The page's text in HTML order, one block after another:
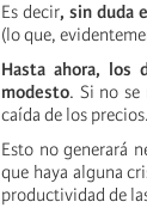
Es decir, sin duda
(lo que,
Hasta ahora, los
modesto. Si no se
caída de los precios.
Esto no generará
que haya alguna
productividad de